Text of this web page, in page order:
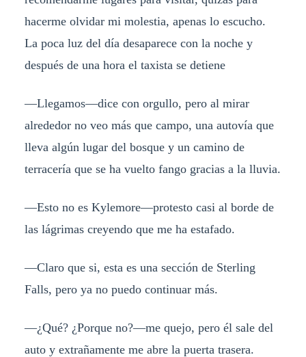
hacerme olvidar mi molestia, apenas lo escucho.
La poca luz del día desaparece con la noche y
después de una hora el taxista se detiene
—Llegamos—dice con orgullo, pero al mirar
alrededor no veo más que campo, una autovía que
lleva algún lugar del bosque y un camino de
terracería que se ha vuelto fango gracias a la lluvia.
—Esto no es Kylemore—protesto casi al borde de
las lágrimas creyendo que me ha estafado.
—Claro que si, esta es una sección de Sterling
Falls, pero ya no puedo continuar más.
—¿Qué? ¿Porque no?—me quejo, pero él sale del
auto y extrañamente me abre la puerta trasera.